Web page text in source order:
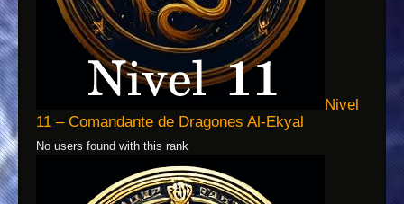
Nivel
11 – Comandante de Dragones Al-Ekyal
No users found with this rank